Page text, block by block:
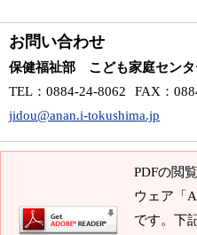
お問い合わせ
保健福祉部 こども家庭センタ
TEL ：0884-24-8062 FAX ：
jidou@anan.i-tokushima.jp
PDFの閲
ウェア「
です。下